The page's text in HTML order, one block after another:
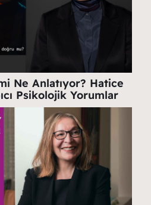
Ne Anlatıyor? Hatice
Psikolojik Yorumlar